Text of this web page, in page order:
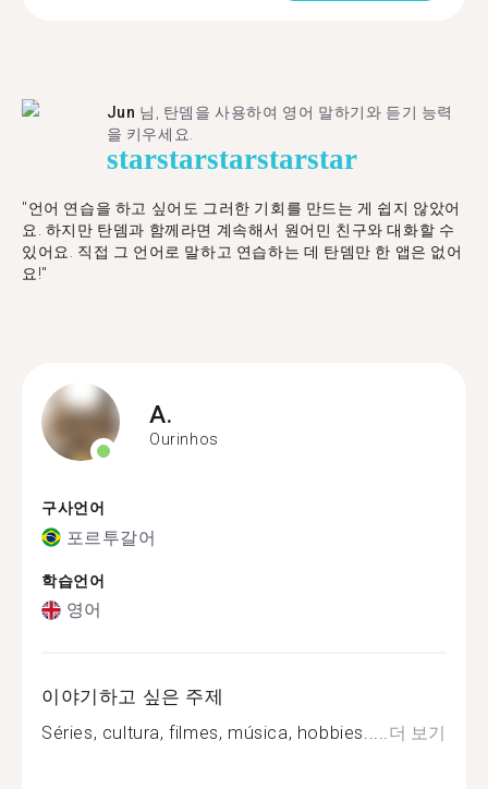
Jun 님, 탄뎀을 사용하여 영어 말하기와 듣기 능력
을 키우세요.
starstarstarstarstar
"언어 연습을 하고 싶어도 그러한 기회를 만드는 게 쉽지 않았어
요. 하지만 탄뎀과 함께라면 계속해서 원어민 친구와 대화할 수
있어요. 직접 그 언어로 말하고 연습하는 데 탄뎀만 한 앱은 없어
요!"
A.
Ourinhos
구사언어
포르투갈어
학습언어
영어
이야기하고 싶은 주제
Séries, cultura, filmes, música, hobbies.....더 보기